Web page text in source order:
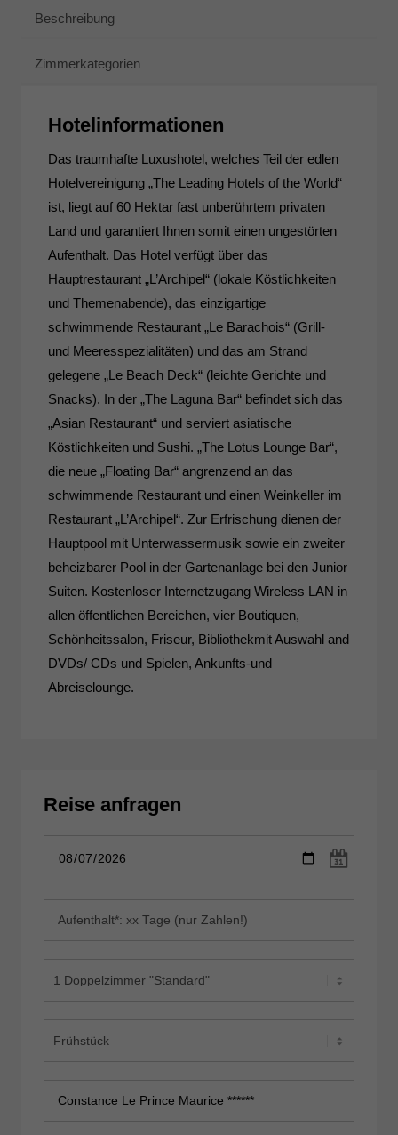
Beschreibung
Zimmerkategorien
Hotelinformationen
Das traumhafte Luxushotel, welches Teil der edlen
Hotelvereinigung „The Leading Hotels of the World“
ist, liegt auf 60 Hektar fast unberührtem privaten
Land und garantiert Ihnen somit einen ungestörten
Aufenthalt. Das Hotel verfügt über das
Hauptrestaurant „L’Archipel“ (lokale Köstlichkeiten
und Themenabende), das einzigartige
schwimmende Restaurant „Le Barachois“ (Grill-
und Meeresspezialitäten) und das am Strand
gelegene „Le Beach Deck“ (leichte Gerichte und
Snacks). In der „The Laguna Bar“ befindet sich das
„Asian Restaurant“ und serviert asiatische
Köstlichkeiten und Sushi. „The Lotus Lounge Bar“,
die neue „Floating Bar“ angrenzend an das
schwimmende Restaurant und einen Weinkeller im
Restaurant „L’Archipel“. Zur Erfrischung dienen der
Hauptpool mit Unterwassermusik sowie ein zweiter
beheizbarer Pool in der Gartenanlage bei den Junior
Suiten. Kostenloser Internetzugang Wireless LAN in
allen öffentlichen Bereichen, vier Boutiquen,
Schönheitssalon, Friseur, Bibliothekmit Auswahl and
DVDs/ CDs und Spielen, Ankunfts-und
Abreiselounge.
Reise anfragen